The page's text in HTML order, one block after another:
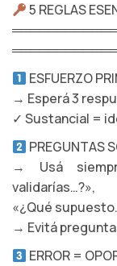
5 REGLAS
ESFUERZO
→ Esperá 3
✓ Sustancial =
PREGUNTAS
→ Usá
validarías…?»,
«¿Qué
→ Evitá
ERROR =